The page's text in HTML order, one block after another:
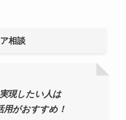
相談
現したい人は
用がおすすめ！